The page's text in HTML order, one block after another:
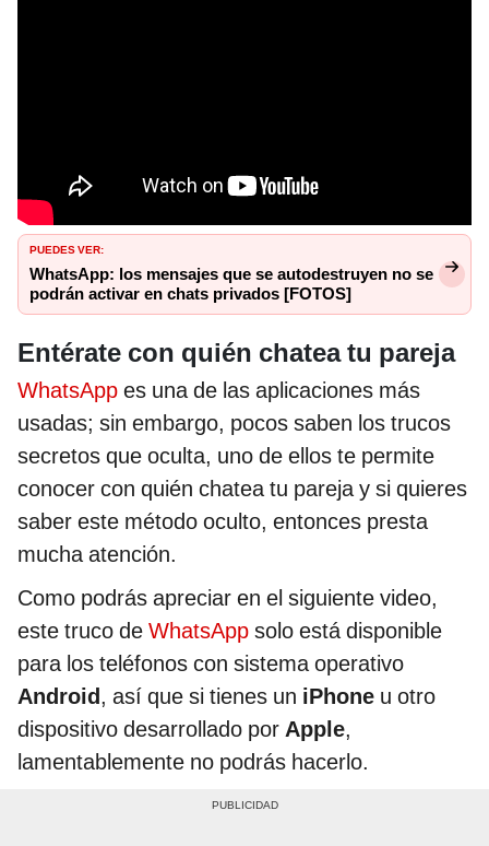
PUEDES VER:
WhatsApp: los mensajes que se autodestruyen no se
podrán activar en chats privados [FOTOS]
Entérate con quién chatea tu pareja
WhatsApp es una de las aplicaciones más
usadas; sin embargo, pocos saben los trucos
secretos que oculta, uno de ellos te permite
conocer con quién chatea tu pareja y si quieres
saber este método oculto, entonces presta
mucha atención.
Como podrás apreciar en el siguiente video,
este truco de WhatsApp solo está disponible
para los teléfonos con sistema operativo
Android, así que si tienes un iPhone u otro
dispositivo desarrollado por Apple,
lamentablemente no podrás hacerlo.